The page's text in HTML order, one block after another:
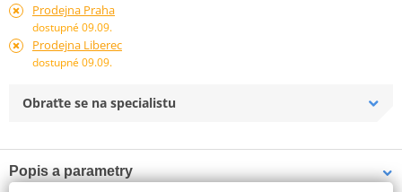
Prodejna Praha
dostupné 09.09.
Prodejna Liberec
dostupné 09.09.
Obraťte se na specialistu
Popis a parametry